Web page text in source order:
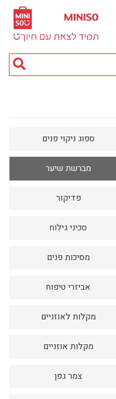
ספוג ניקוי פנים
מברשת שיער
פדיקור
סכיני גילוח
מסיכות פנים
אביזרי טיפוח
מקלות לאוזניים
מקלות אוזניים
צמר גפן